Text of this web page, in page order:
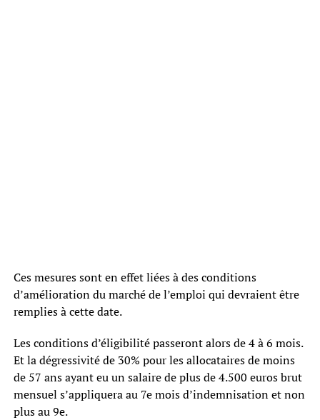
Ces mesures sont en effet liées à des conditions
d’amélioration du marché de l’emploi qui devraient être
remplies à cette date.
Les conditions d’éligibilité passeront alors de 4 à 6 mois.
Et la dégressivité de 30% pour les allocataires de moins
de 57 ans ayant eu un salaire de plus de 4.500 euros brut
mensuel s’appliquera au 7e mois d’indemnisation et non
plus au 9e.